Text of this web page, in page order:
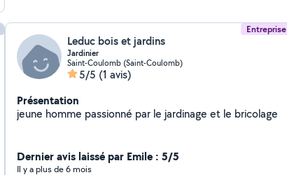
Entreprise
Leduc bois et jardins
Jardinier
Saint-Coulomb (Saint-Coulomb)
5/5 (1 avis)
Présentation
jeune homme passionné par le jardinage et le bricolage
Dernier avis laissé par Emile : 5/5
Il y a plus de 6 mois